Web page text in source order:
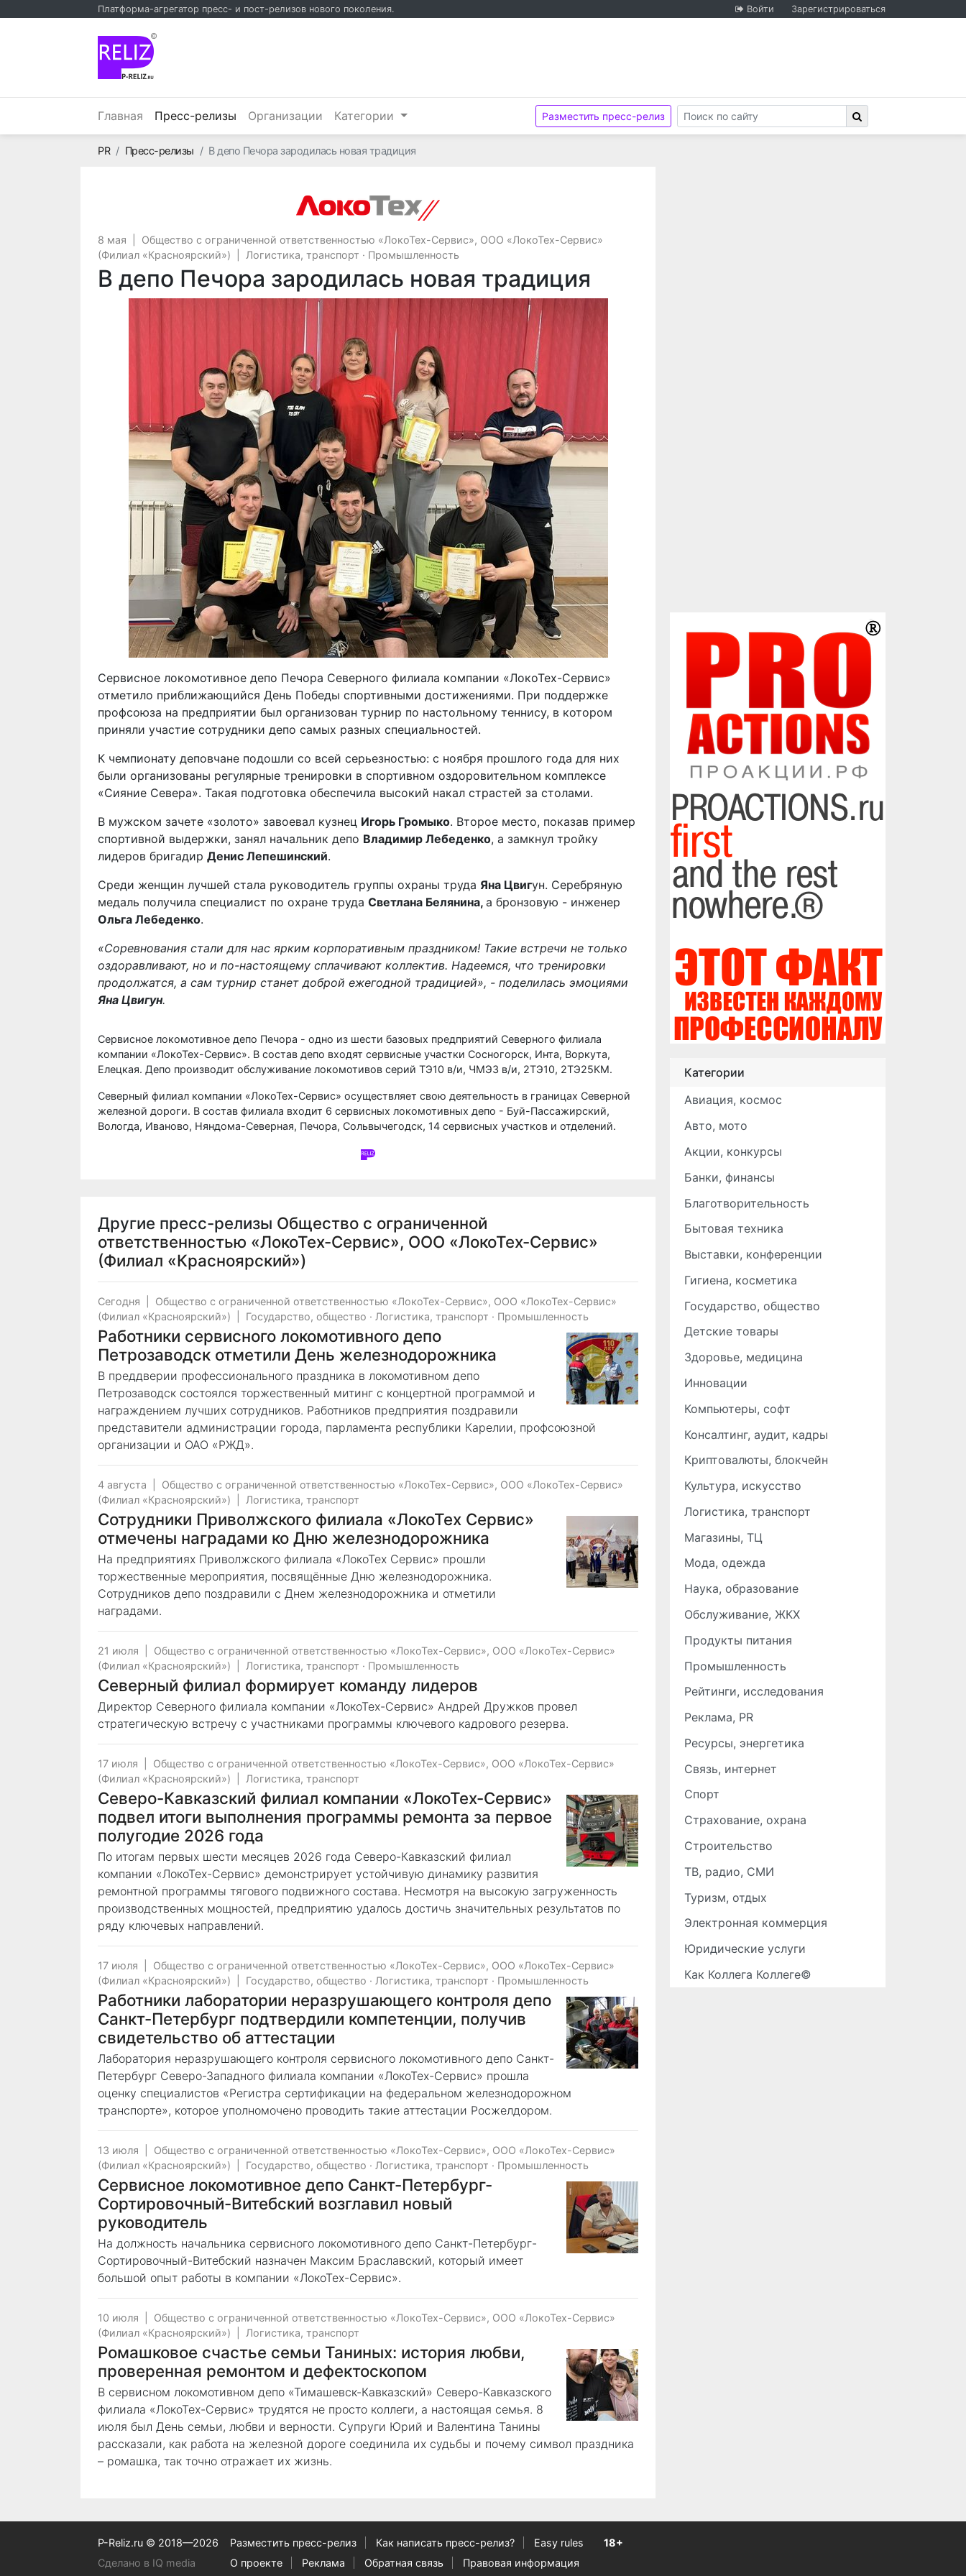
Платформа-агрегатор пресс- и пост-релизов нового поколения. Войти Зарегистрироваться
©
Главная Пресс-релизы (текущий)
Организации Категории Разместить пресс-релиз
PRГлавная
Пресс-релизы В депо Печора зародилась новая традиция
Общество с ограниченной ответственностью «ЛокоТех-Сервис», ООО «ЛокоТех-Сервис»
8 мая
Общество с ограниченной ответственностью «ЛокоТех-Сервис», ООО «ЛокоТех-Сервис»
(Филиал «Красноярский»)
Логистика, транспорт · Промышленность
В депо Печора зародилась новая традиция
Сервисное локомотивное депо Печора Северного филиала компании «ЛокоТех-Сервис»
отметило приближающийся День Победы спортивными достижениями. При поддержке
профсоюза на предприятии был организован турнир по настольному теннису, в котором
приняли участие сотрудники депо самых разных специальностей.
К чемпионату деповчане подошли со всей серьезностью: с ноября прошлого года для них
были организованы регулярные тренировки в спортивном оздоровительном комплексе
«Сияние Севера». Такая подготовка обеспечила высокий накал страстей за столами.
В мужском зачете «золото» завоевал кузнец Игорь Громыко. Второе место, показав пример
спортивной выдержки, занял начальник депо Владимир Лебеденко, а замкнул тройку
лидеров бригадир Денис Лепешинский.
Среди женщин лучшей стала руководитель группы охраны труда Яна Цвигун. Серебряную
медаль получила специалист по охране труда Светлана Белянина, а бронзовую - инженер
Ольга Лебеденко.
«Соревнования стали для нас ярким корпоративным праздником! Такие встречи не только
оздоравливают, но и по-настоящему сплачивают коллектив. Надеемся, что тренировки
продолжатся, а сам турнир станет доброй ежегодной традицией», - поделилась эмоциями
Яна Цвигун.
Сервисное локомотивное депо Печора - одно из шести базовых предприятий Северного филиала
компании «ЛокоТех-Сервис». В состав депо входят сервисные участки Сосногорск, Инта, Воркута,
Елецкая. Депо производит обслуживание локомотивов серий ТЭ10 в/и, ЧМЭ3 в/и, 2ТЭ10, 2ТЭ25КМ.
Северный филиал компании «ЛокоТех-Сервис» осуществляет свою деятельность в границах Северной
железной дороги. В состав филиала входит 6 сервисных локомотивных депо - Буй-Пассажирский,
Вологда, Иваново, Няндома-Северная, Печора, Сольвычегодск, 14 сервисных участков и отделений.
Другие пресс-релизы Общество с ограниченной
ответственностью «ЛокоТех-Сервис», ООО «ЛокоТех-Сервис»
(Филиал «Красноярский»)
Сегодня
Общество с ограниченной ответственностью «ЛокоТех-Сервис», ООО «ЛокоТех-Сервис»
(Филиал «Красноярский»)
Государство, общество · Логистика, транспорт · Промышленность
Работники сервисного локомотивного депо
Петрозаводск отметили День железнодорожника
В преддверии профессионального праздника в локомотивном депо
Петрозаводск состоялся торжественный митинг с концертной программой и
награждением лучших сотрудников. Работников предприятия поздравили
представители администрации города, парламента республики Карелии, профсоюзной
организации и ОАО «РЖД».
4 августа
Общество с ограниченной ответственностью «ЛокоТех-Сервис», ООО «ЛокоТех-Сервис»
(Филиал «Красноярский»)
Логистика, транспорт
Сотрудники Приволжского филиала «ЛокоТех Сервис»
отмечены наградами ко Дню железнодорожника
На предприятиях Приволжского филиала «ЛокоТех Сервис» прошли
торжественные мероприятия, посвящённые Дню железнодорожника.
Сотрудников депо поздравили с Днем железнодорожника и отметили
наградами.
21 июля
Общество с ограниченной ответственностью «ЛокоТех-Сервис», ООО «ЛокоТех-Сервис»
(Филиал «Красноярский»)
Логистика, транспорт · Промышленность
Северный филиал формирует команду лидеров
Директор Северного филиала компании «ЛокоТех-Сервис» Андрей Дружков провел
стратегическую встречу с участниками программы ключевого кадрового резерва.
17 июля
Общество с ограниченной ответственностью «ЛокоТех-Сервис», ООО «ЛокоТех-Сервис»
(Филиал «Красноярский»)
Логистика, транспорт
Северо-Кавказский филиал компании «ЛокоТех-Сервис»
подвел итоги выполнения программы ремонта за первое
полугодие 2026 года
По итогам первых шести месяцев 2026 года Северо-Кавказский филиал
компании «ЛокоТех-Сервис» демонстрирует устойчивую динамику развития
ремонтной программы тягового подвижного состава. Несмотря на высокую загруженность
производственных мощностей, предприятию удалось достичь значительных результатов по
ряду ключевых направлений.
17 июля
Общество с ограниченной ответственностью «ЛокоТех-Сервис», ООО «ЛокоТех-Сервис»
(Филиал «Красноярский»)
Государство, общество · Логистика, транспорт · Промышленность
Работники лаборатории неразрушающего контроля депо
Санкт-Петербург подтвердили компетенции, получив
свидетельство об аттестации
Лаборатория неразрушающего контроля сервисного локомотивного депо Санкт-
Петербург Северо-Западного филиала компании «ЛокоТех-Сервис» прошла
оценку специалистов «Регистра сертификации на федеральном железнодорожном
транспорте», которое уполномочено проводить такие аттестации Росжелдором.
13 июля
Общество с ограниченной ответственностью «ЛокоТех-Сервис», ООО «ЛокоТех-Сервис»
(Филиал «Красноярский»)
Государство, общество · Логистика, транспорт · Промышленность
Сервисное локомотивное депо Санкт-Петербург-
Сортировочный-Витебский возглавил новый
руководитель
На должность начальника сервисного локомотивного депо Санкт-Петербург-
Сортировочный-Витебский назначен Максим Браславский, который имеет
большой опыт работы в компании «ЛокоТех-Сервис».
10 июля
Общество с ограниченной ответственностью «ЛокоТех-Сервис», ООО «ЛокоТех-Сервис»
(Филиал «Красноярский»)
Логистика, транспорт
Ромашковое счастье семьи Таниных: история любви,
проверенная ремонтом и дефектоскопом
В сервисном локомотивном депо «Тимашевск-Кавказский» Северо-Кавказского
филиала «ЛокоТех-Сервис» трудятся не просто коллеги, а настоящая семья. 8
июля был День семьи, любви и верности. Супруги Юрий и Валентина Танины
рассказали, как работа на железной дороге соединила их судьбы и почему символ праздника
– ромашка, так точно отражает их жизнь.
Категории
Авиация, космос
Авто, мото
Акции, конкурсы
Банки, финансы
Благотворительность
Бытовая техника
Выставки, конференции
Гигиена, косметика
Государство, общество
Детские товары
Здоровье, медицина
Инновации
Компьютеры, софт
Консалтинг, аудит, кадры
Криптовалюты, блокчейн
Культура, искусство
Логистика, транспорт
Магазины, ТЦ
Мода, одежда
Наука, образование
Обслуживание, ЖКХ
Продукты питания
Промышленность
Рейтинги, исследования
Реклама, PR
Ресурсы, энергетика
Связь, интернет
Спорт
Страхование, охрана
Строительство
ТВ, радио, СМИ
Туризм, отдых
Электронная коммерция
Юридические услуги
Как Коллега Коллеге©
P-Reliz.ru © 2018—2026
Сделано в IQ media
Разместить пресс-релиз Как написать пресс-релиз? Easy rules
18+
О проекте
Реклама Обратная связь Правовая информация